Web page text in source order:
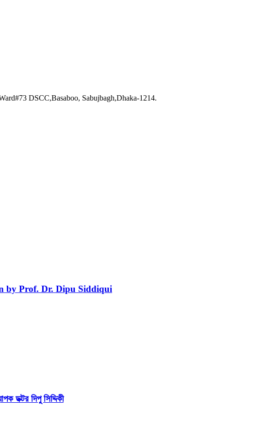
DSCC,Basaboo, Sabujbagh,Dhaka-1214.
by Prof. Dr. Dipu Siddiqui
ডক্টর দিপু সিদ্দিকী